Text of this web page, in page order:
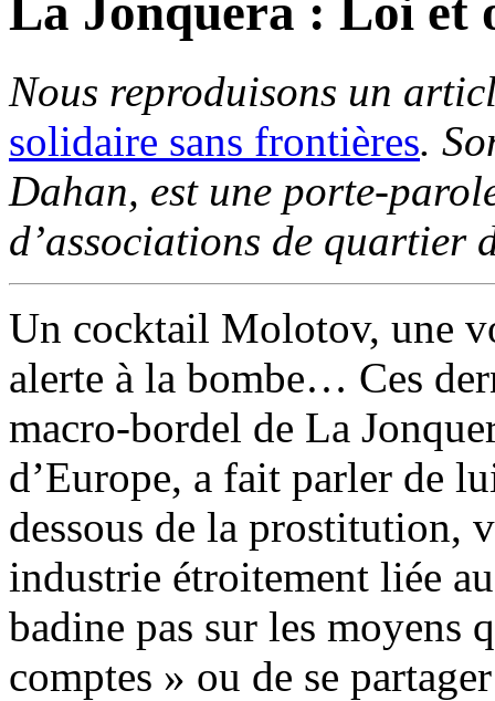
La Jonquera : Loi et
Nous reproduisons un
solidaire sans frontières.
Dahan, est une porte-
d’associations de quartier
Un cocktail Molotov, une
alerte à la bombe… Ces
macro-bordel de La
d’Europe, a fait parler de
dessous de la prostitution,
industrie étroitement liée
badine pas sur les moyens
comptes » ou de se